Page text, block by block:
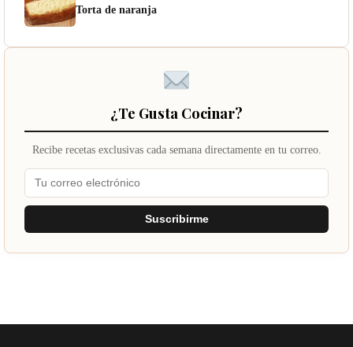
Torta de naranja
¿Te Gusta Cocinar?
Recibe recetas exclusivas cada semana directamente en tu correo.
Suscribirme